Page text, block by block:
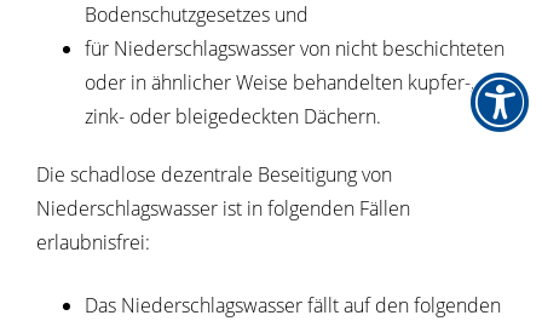
Bodenschutzgesetzes und
für Niederschlagswasser von nicht beschichteten
oder in ähnlicher Weise behandelten kupfer-,
zink- oder bleigedeckten Dächern.
Die schadlose dezentrale Beseitigung von
Niederschlagswasser ist in folgenden Fällen
erlaubnisfrei:
Das Niederschlagswasser fällt auf den folgenden